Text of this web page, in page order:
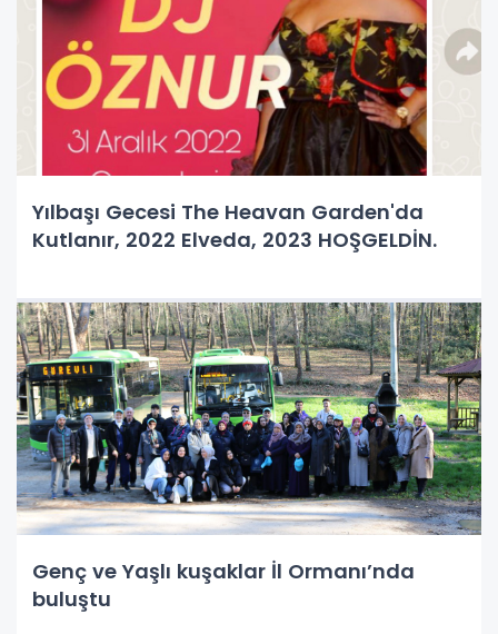
Yılbaşı Gecesi The Heavan Garden'da
Kutlanır, 2022 Elveda, 2023 HOŞGELDİN.
Genç ve Yaşlı kuşaklar İl Ormanı’nda
buluştu